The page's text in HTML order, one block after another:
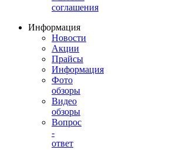
соглашения
Информация
Новости
Акции
Прайсы
Информация
Фото
обзоры
Видео
обзоры
Вопрос
-
ответ